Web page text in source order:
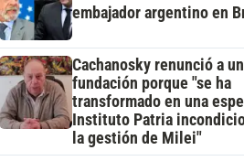
embajador argentino en
Cachanosky renunció a
fundación porque "se ha
transformado en una
Instituto Patria
la gestión de Milei"